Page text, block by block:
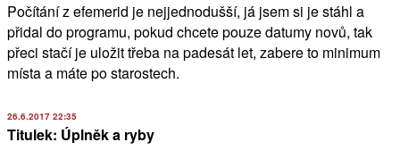
Počítání z efemerid je nejjednodušší, já jsem si je stáhl a
přidal do programu, pokud chcete pouze datumy novů, tak
přeci stačí je uložit třeba na padesát let, zabere to minimum
místa a máte po starostech.
26.6.2017 22:35
Titulek: Úplněk a ryby